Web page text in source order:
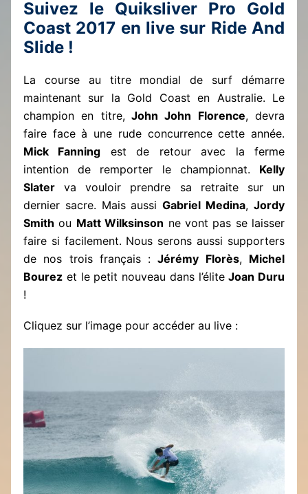
Suivez le Quiksliver Pro Gold
Coast 2017 en live sur Ride And
Slide !
La course au titre mondial de surf démarre
maintenant sur la Gold Coast en Australie. Le
champion en titre,John John Florence, devra
faire face à une rude concurrence cette année.
Mick Fanning est de retour avec la ferme
intention de remporter le championnat. Kelly
Slater va vouloir prendre sa retraite sur un
dernier sacre. Mais aussiGabriel Medina,Jordy
Smith ou Matt Wilksinson ne vont pas se laisser
faire si facilement. Nous serons aussi supporters
de nos trois français :Jérémy Florès, Michel
Bourez et le petit nouveau dans l’éliteJoan Duru
!
Cliquez sur l’image pour accéder au live :